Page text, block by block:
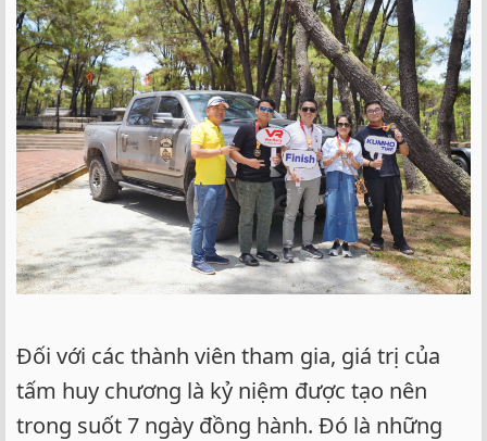
Đối với các thành viên tham gia, giá trị của
tấm huy chương là kỷ niệm được tạo nên
trong suốt 7 ngày đồng hành. Đó là những